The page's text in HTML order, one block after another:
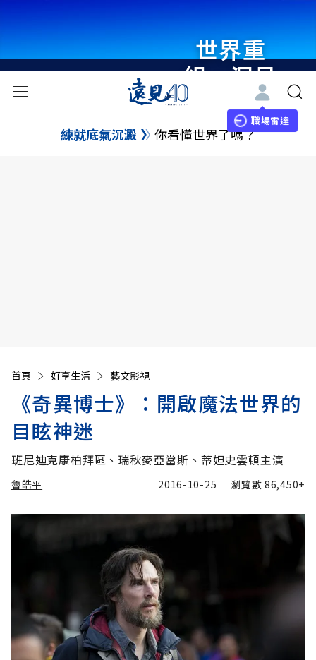
世界重
組・洞見
未來 與
世界領袖
職場雷達
練就底氣沉澱 你看懂世界了嗎？
首頁 好享生活 藝文影視
《奇異博士》：開啟魔法世界的
目眩神迷
班尼迪克康柏拜區、瑞秋麥亞當斯、蒂妲史雲頓主演
魯皓平 2016-10-25 瀏覽數86,450+